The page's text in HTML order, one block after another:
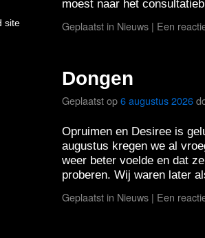
site
moest naar het
Geplaatst in Nieuws | Een
Dongen
Geplaatst op6 augustus 2026
Opruimen en Desiree is
augustus kregen we al
weer beter voelde en dat
proberen. Wij waren later
Geplaatst in Nieuws | Een